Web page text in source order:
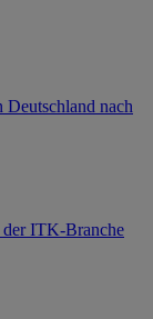
nach
der ITK-Branche